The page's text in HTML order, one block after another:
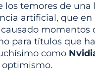
los temores de una
artificial, que en
momentos
para títulos que
como